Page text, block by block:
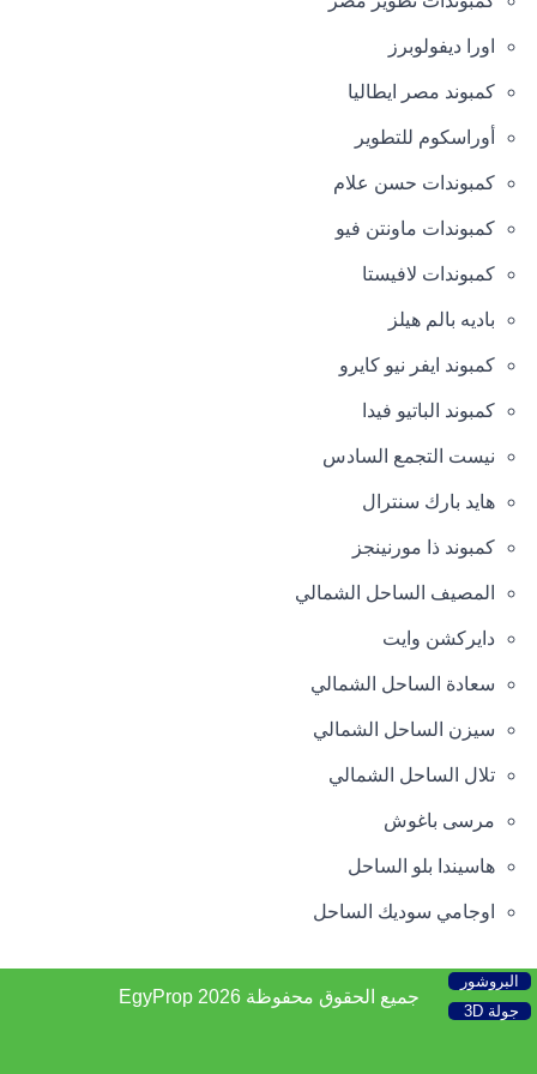
اورا ديفولوبرز
كمبوند مصر ايطاليا
أوراسكوم للتطوير
كمبوندات حسن علام
كمبوندات ماونتن فيو
كمبوندات لافيستا
باديه بالم هيلز
كمبوند ايفر نيو كايرو
كمبوند الباتيو فيدا
نيست التجمع السادس
هايد بارك سنترال
كمبوند ذا مورنينجز
المصيف الساحل الشمالي
دايركشن وايت
سعادة الساحل الشمالي
سيزن الساحل الشمالي
تلال الساحل الشمالي
مرسى باغوش
هاسيندا بلو الساحل
اوجامي سوديك الساحل
جميع الحقوق محفوظة 2026 EgyProp
البروشور
جولة 3D